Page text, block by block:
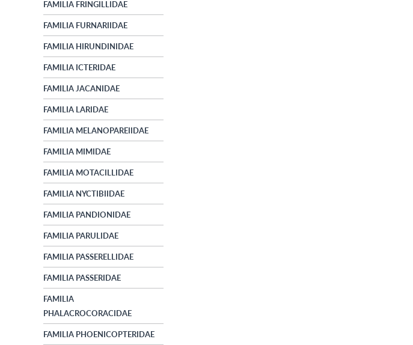
FAMILIA FRINGILLIDAE
FAMILIA FURNARIIDAE
FAMILIA HIRUNDINIDAE
FAMILIA ICTERIDAE
FAMILIA JACANIDAE
FAMILIA LARIDAE
FAMILIA MELANOPAREIIDAE
FAMILIA MIMIDAE
FAMILIA MOTACILLIDAE
FAMILIA NYCTIBIIDAE
FAMILIA PANDIONIDAE
FAMILIA PARULIDAE
FAMILIA PASSERELLIDAE
FAMILIA PASSERIDAE
FAMILIA
PHALACROCORACIDAE
FAMILIA PHOENICOPTERIDAE